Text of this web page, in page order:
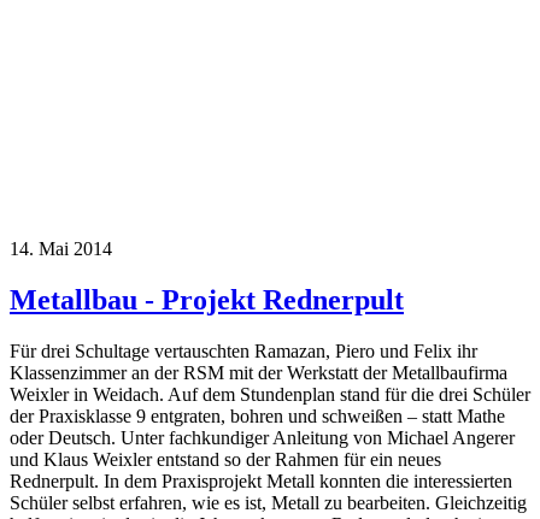
14. Mai 2014
Metallbau - Projekt Rednerpult
Für drei Schultage vertauschten Ramazan, Piero und Felix ihr
Klassenzimmer an der RSM mit der Werkstatt der Metallbaufirma
Weixler in Weidach. Auf dem Stundenplan stand für die drei Schüler
der Praxisklasse 9 entgraten, bohren und schweißen – statt Mathe
oder Deutsch. Unter fachkundiger Anleitung von Michael Angerer
und Klaus Weixler entstand so der Rahmen für ein neues
Rednerpult. In dem Praxisprojekt Metall konnten die interessierten
Schüler selbst erfahren, wie es ist, Metall zu bearbeiten. Gleichzeitig